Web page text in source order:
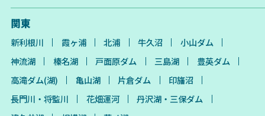
関東
新利根川 霞ヶ浦 北浦 牛久沼
小山ダム
神流湖
榛名湖 戸面原ダム 三島湖
豊英ダム
高滝ダム(湖)
亀山湖 片倉ダム
印旛沼
長門川・将監川
花畑運河
丹沢湖・三保ダム